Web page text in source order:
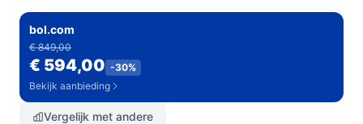
bol.com
€ 849,00
€ 594,00 -30%
Bekijk aanbieding
Vergelijk met andere